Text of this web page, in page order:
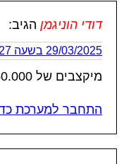
דודי הוניגמן הגיב:
29/03/2025 בשעה 23:06:27
מיקצבים של 50.000 אלף לפחות
התחבר למערכת